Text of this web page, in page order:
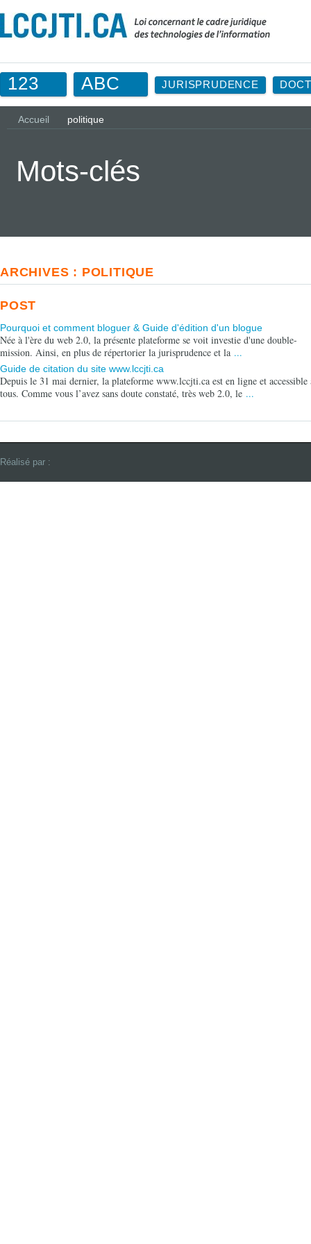
123 ABC JURISPRUDENCE
Accueil politique
Mots-clés
ARCHIVES : POLITIQUE
POST
Pourquoi et comment bloguer & Guide d'édition d'un blogue
Née à l'ère du web 2.0, la présente plateforme se voit investie d'une double-
mission. Ainsi, en plus de répertorier la jurisprudence et la ...
Guide de citation du site www.lccjti.ca
Depuis le 31 mai dernier, la plateforme www.lccjti.ca est en ligne et accessible
tous. Comme vous l’avez sans doute constaté, très web 2.0, le ...
Réalisé par :